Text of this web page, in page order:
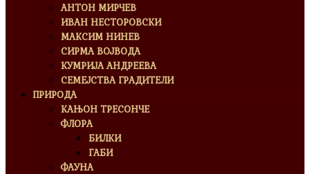
АНТОН МИРЧЕВ
ИВАН НЕСТОРОВСКИ
МАКСИМ НИНЕВ
СИРМА ВОЈВОДА
КУМРИЈА АНДРЕЕВА
СЕМЕЈСТВА ГРАДИТЕЛИ
ПРИРОДА
КАЊОН ТРЕСОНЧЕ
ФЛОРА
БИЛКИ
ГАБИ
ФАУНА